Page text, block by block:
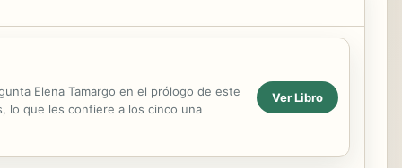
Elena Tamargo en el prólogo de este
lo que les confiere a los cinco una
Ver Libro